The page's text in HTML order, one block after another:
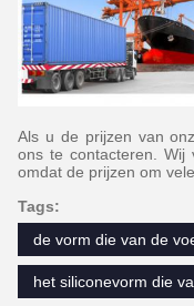
Als u de prijzen van
ons te contacteren. Wij
omdat de prijzen om
Tags:
de vorm die van de
het siliconevorm die